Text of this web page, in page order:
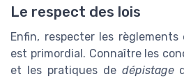
Le respect des lois
Enfin, respecter les
est primordial. Connaître les
et les pratiques de dépistage